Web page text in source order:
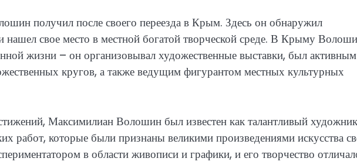
получил после своего переезда в Крым. Здесь он обнаружил
нашел свое место в местной богатой творческой среде. В Крыму
жизни – он организовывал художественные выставки, был активным
кругов, а также ведущим фигурантом местных культурных
Максимилиан Волошин был известен как талантливый
работ, которые были признаны великими произведениями искусства
в области живописи и графики, и его творчество